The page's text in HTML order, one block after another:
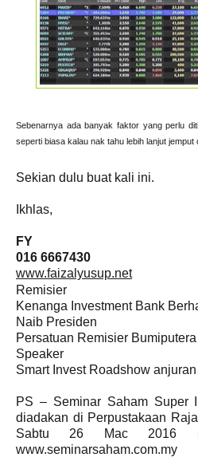
Sebenarnya ada banyak faktor yang perlu
seperti biasa kalau nak tahu lebih lanjut
Sekian dulu buat kali ini.
Ikhlas,
FY
016 6667430
www.faizalyusup.net
Remisier
Kenanga Investment Bank
Naib Presiden
Persatuan Remisier
Speaker
Smart Invest Roadshow
PS – Seminar Saham Super
diadakan di Perpustakaan
Sabtu 26 Mac 2016
www.seminarsaham.com.my